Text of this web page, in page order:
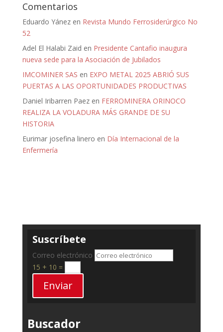
Comentarios
Eduardo Yánezen Revista Mundo Ferrosiderúrgico No
52
Adel El Halabi Zaid en Presidente Cantafio inaugura
nueva sede para la Asociación de Jubilados
IMCOMINER SAS en EXPO METAL 2025 ABRIÓ SUS
PUERTAS A LAS OPORTUNIDADES PRODUCTIVAS
Daniel Iribarren Paezen FERROMINERA ORINOCO
REALIZA LA VOLADURA MÁS GRANDE DE SU
HISTORIA
Eurimar josefina linero en Día Internacional de la
Enfermería
Suscríbete
Correo electrónico
15 + 10 =
Enviar
Buscador